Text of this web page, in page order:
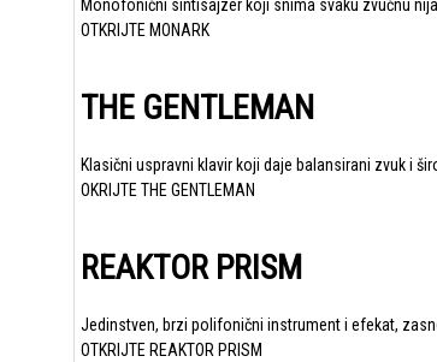
Monofonični sintisajzer koji snima svaku zvučnu
OTKRIJTE MONARK
THE GENTLEMAN
Klasični uspravni klavir koji daje balansirani zvuk i
OKRIJTE THE GENTLEMAN
REAKTOR PRISM
Jedinstven, brzi polifonični instrument i efekat,
OTKRIJTE REAKTOR PRISM